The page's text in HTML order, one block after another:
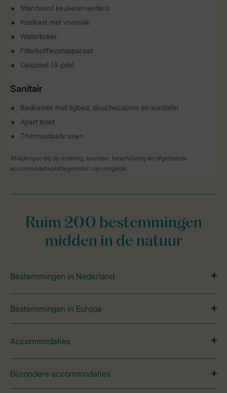
Standaard keukeninventaris
Koelkast met vriesvak
Waterkoker
Filterkoffiezetapparaat
Gasplaat (4-pits)
Sanitair
Badkamer met ligbad, douchecabine en wastafel
Apart toilet
Thermostaatkranen
Afwijkingen bij de indeling, beelden, beschrijving en afgebeelde
accommodatieplattegronden zijn mogelijk.
Ruim 200 bestemmingen
midden in de natuur
Bestemmingen in Nederland
Bestemmingen in Europa
Accommodaties
Bijzondere accommodaties